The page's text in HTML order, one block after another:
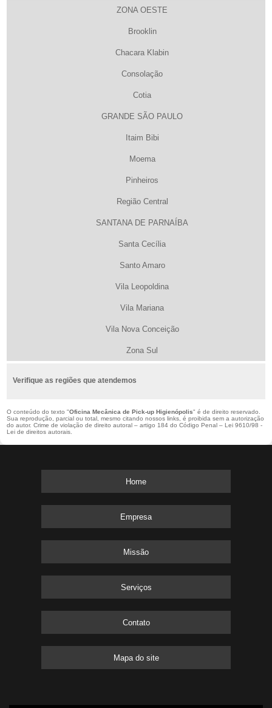
ZONA OESTE
Brooklin
Chacara Klabin
Consolação
Cotia
GRANDE SÃO PAULO
Itaim Bibi
Moema
Pinheiros
Região Central
SANTANA DE PARNAÍBA
Santa Cecília
Santo Amaro
Vila Leopoldina
Vila Mariana
Vila Nova Conceição
Zona Sul
Verifique as regiões que atendemos
O conteúdo do texto "Oficina Mecânica de Pick-up Higienópolis" é de direito reservado.
Sua reprodução, parcial ou total, mesmo citando nossos links, é proibida sem a autorização
do autor. Crime de violação de direito autoral – artigo 184 do Código Penal –Lei 9610/98 -
Lei de direitos autorais
Home
Empresa
Missão
Serviços
Contato
Mapa do site